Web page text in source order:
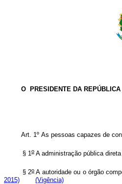
O PRESIDENTE DA REPÚBLICA
Art. 1º As pessoas capazes de
§ 1oA administração pública
§ 2oA autoridade ou o órgão
2015)
(Vigência)